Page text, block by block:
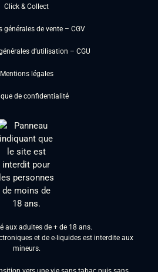
Click & Collect
générales de vente – CGV
d’utilisation – CGU
Mentions légales
de confidentialité
aux adultes de + de 18 ans.
et de e-liquides est interdite aux
mineurs.